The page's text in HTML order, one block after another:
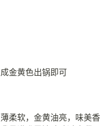
金黄色出锅即可
柔软，金黄油亮，味美香